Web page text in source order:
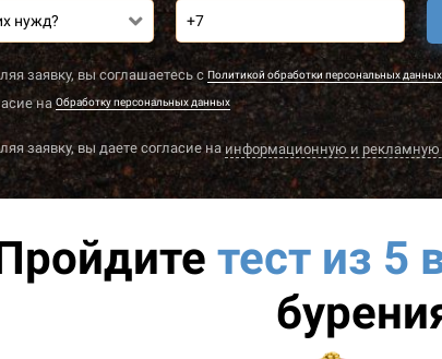
нужд?
заявку, вы соглашаетесь сПолитикой обработки персональных данных
на Обработку персональных данных
заявку, вы даете согласие наинформационную и рекламную
тест из 5